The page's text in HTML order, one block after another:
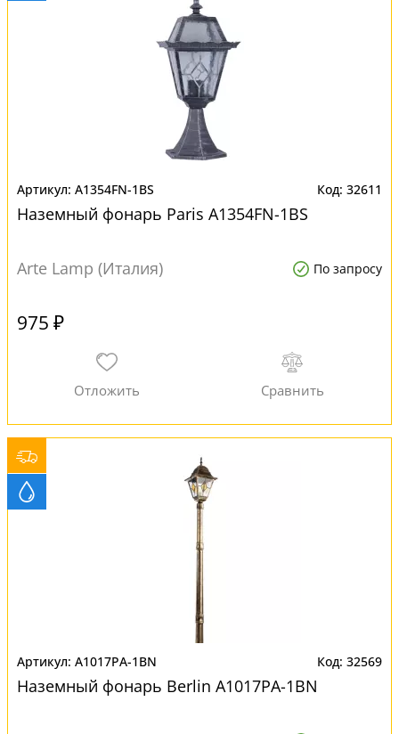
A1354FN-1BS 32611
Наземный фонарь Paris A1354FN-1BS
Arte Lamp (Италия) По запросу
975 ₽
A1017PA-1BN 32569
Наземный фонарь Berlin A1017PA-1BN